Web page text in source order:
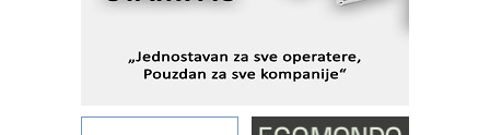
STAUFF – Komponente koje
sistema